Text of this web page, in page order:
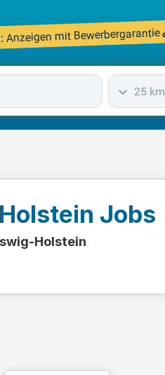
Anzeigen mit Bewerbergarantie
25 km
Jobs
Holstein